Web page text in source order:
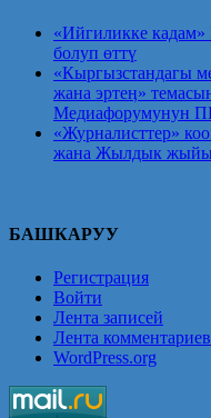
«Ийгиликке
болуп өттү
«Кыргызстандагы
жана эртеӊ»
«Журналисттер»
жана Жылдык
БАШКАРУУ
Регистрация
Войти
Лента записей
Лента комментариев
WordPress.org